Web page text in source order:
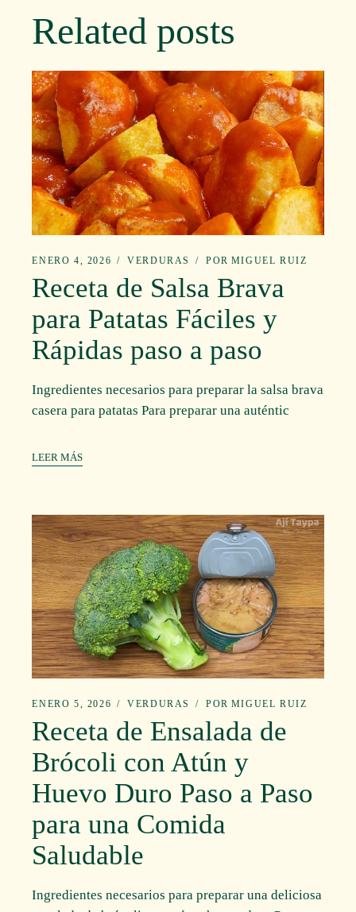
Related posts
ENERO 4, 2026 VERDURAS POR MIGUEL RUIZ
Receta de Salsa Brava
para Patatas Fáciles y
Rápidas paso a paso
Ingredientes necesarios para preparar la salsa brava
casera para patatas Para preparar una auténtic
LEER MÁS
ENERO 5, 2026 VERDURAS POR MIGUEL RUIZ
Receta de Ensalada de
Brócoli con Atún y
Huevo Duro Paso a Paso
para una Comida
Saludable
Ingredientes necesarios para preparar una deliciosa